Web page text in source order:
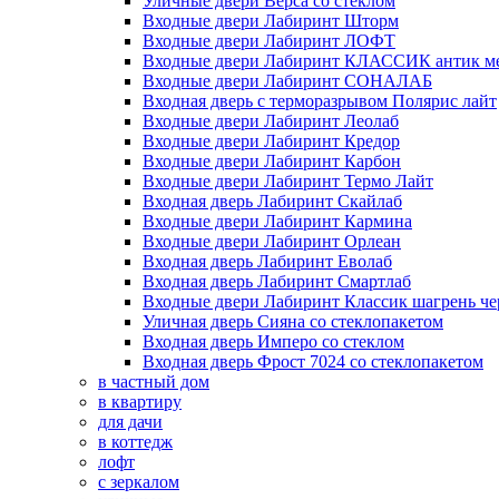
Входные двери Лабиринт Шторм
Входные двери Лабиринт ЛОФТ
Входные двери Лабиринт КЛАССИК антик
Входные двери Лабиринт СОНАЛАБ
Входная дверь с терморазрывом Полярис лайт
Входные двери Лабиринт Леолаб
Входные двери Лабиринт Кредор
Входные двери Лабиринт Карбон
Входные двери Лабиринт Термо Лайт
Входная дверь Лабиринт Скайлаб
Входные двери Лабиринт Кармина
Входные двери Лабиринт Орлеан
Входная дверь Лабиринт Еволаб
Входная дверь Лабиринт Смартлаб
Входные двери Лабиринт Классик шагрень
Уличная дверь Сияна со стеклопакетом
Входная дверь Имперо со стеклом
Входная дверь Фрост 7024 со стеклопакетом
в частный дом
в квартиру
для дачи
в коттедж
лофт
с зеркалом